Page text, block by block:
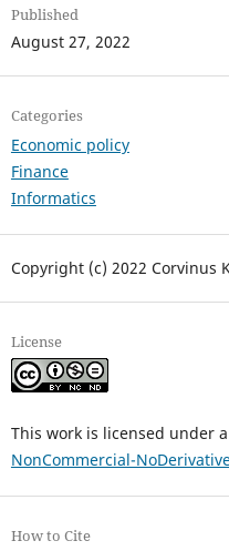
Published
August 27, 2022
Categories
Economic policy
Finance
Informatics
Copyright (c) 2022 Corvinus
License
This work is licensed under a
NonCommercial-
How to Cite